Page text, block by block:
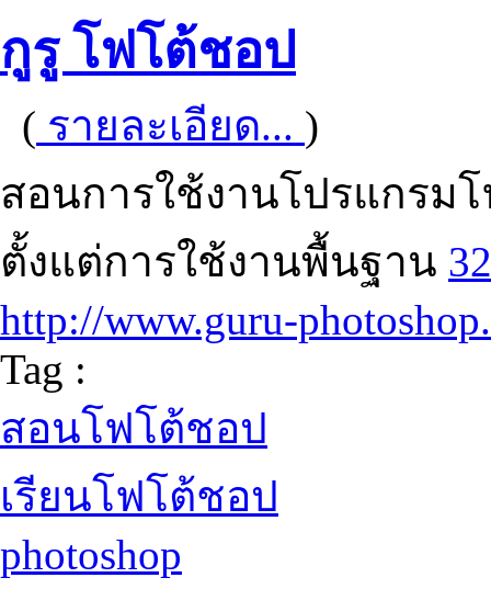
กูรู โฟโต้ชอป
( รายละเอียด... )
สอนการใช้งานโปรแกรม
ตั้งแต่การใช้งานพื้นฐาน 32
http://www.guru-
Tag :
สอนโฟโต้ชอป
เรียนโฟโต้ชอป
photoshop